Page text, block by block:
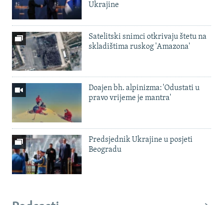
Ukrajine
Satelitski snimci otkrivaju štetu na
skladištima ruskog 'Amazona'
Doajen bh. alpinizma: 'Odustati u
pravo vrijeme je mantra'
Predsjednik Ukrajine u posjeti
Beogradu